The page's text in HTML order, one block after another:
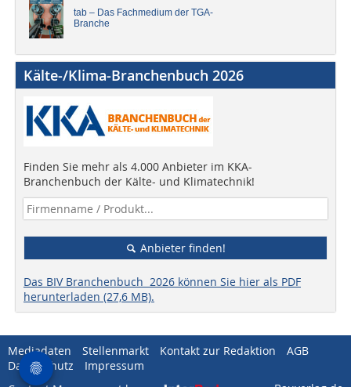
tab – Das Fachmedium der TGA-
Branche
Kälte-/Klima-Branchenbuch 2026
Finden Sie mehr als 4.000 Anbieter im KKA-
Branchenbuch der Kälte- und Klimatechnik!
Anbieter finden!
Das BIV Branchenbuch 2026 können Sie hier als PDF
herunterladen (27,6 MB).
Mediadaten Stellenmarkt Kontakt zur Redaktion
AGB
Datenschutz
Impressum